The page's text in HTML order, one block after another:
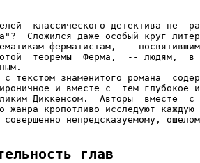
классического детектива не
Сложился даже особый круг
ферматистам,
теоремы  Ферма,  -- людям,  в
с текстом знаменитого романа
и вместе с  тем глубокое
Диккенсом.  Авторы  вместе
жанра кропотливо исследуют
непредсказуемому,
глав